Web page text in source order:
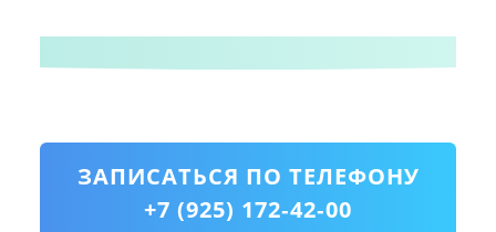
ЗАПИСАТЬСЯ ПО ТЕЛЕФОНУ
+7 (925) 172‑42‑00